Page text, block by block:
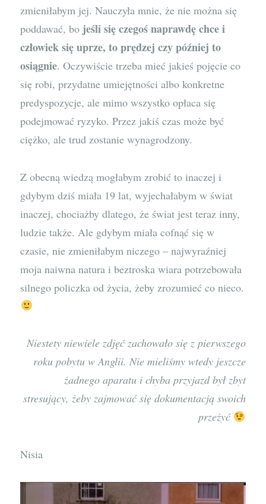
zmieniłabym jej. Nauczyła mnie, że nie można się
poddawać, bo jeśli się czegoś naprawdę chce i
człowiek się uprze, to prędzej czy później to
osiągnie. Oczywiście trzeba mieć jakieś pojęcie co
się robi, przydatne umiejętności albo konkretne
predyspozycje, ale mimo wszystko opłaca się
podejmować ryzyko. Przez jakiś czas może być
ciężko, ale trud zostanie wynagrodzony.
Z obecną wiedzą mogłabym zrobić to inaczej i
gdybym dziś miała 19 lat, wyjechałabym w świat
inaczej, chociażby dlatego, że świat jest teraz inny,
ludzie także. Ale gdybym miała cofnąć się w
czasie, nie zmieniłabym niczego – najwyraźniej
moja naiwna natura i beztroska wiara potrzebowała
silnego policzka od życia, żeby zrozumieć co nieco.
Niestety niewiele zdjęć zachowało się z pierwszego
roku pobytu w Anglii. Nie mieliśmy wtedy jeszcze
żadnego aparatu i chyba przyjazd był zbyt
stresujący, żeby zajmować się dokumentacją swoich
przeżyć
Nisia